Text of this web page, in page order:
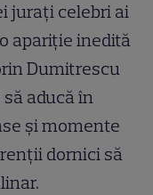
jurați celebri ai
apariție inedită
Dumitrescu
aducă în
și momente
dornici să